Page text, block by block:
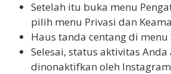
Setelah itu buka menu
pilih menu Privasi dan
Haus tanda centang di
Selesai, status aktivitas Anda
dinonaktifkan oleh